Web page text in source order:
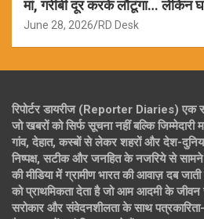
मां, गरीबी दूर करके लौटूंगा… लेकिन
June 28, 2026 RD Desk
रिपोर्टर डायरीज (Reporter Diaries) एक
जो खबरों को सिर्फ सूचना नहीं बल्कि
गांव, देहात, कस्बों से लेकर शहरों और देश-
निष्पक्ष, सटीक और जनहित के नजरिये से
की मीडिया में ग्रामीण भारत की आवाज़ दब जाती
को प्राथमिकता देता है जो आम आदमी के
सरोकार और संवेदनशीलता के साथ पत्रकारिता-